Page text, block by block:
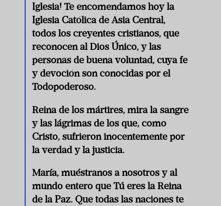
Iglesia! Te encomendamos hoy la
Iglesia Católica de Asia Central,
todos los creyentes cristianos, que
reconocen al Dios Único, y las
personas de buena voluntad, cuya fe
y devoción son conocidas por el
Todopoderoso.
Reina de los mártires, mira la sangre
y las lágrimas de los que, como
Cristo, sufrieron inocentemente por
la verdad y la justicia.
María, muéstranos a nosotros y al
mundo entero que Tú eres la Reina
de la Paz. Que todas las naciones te